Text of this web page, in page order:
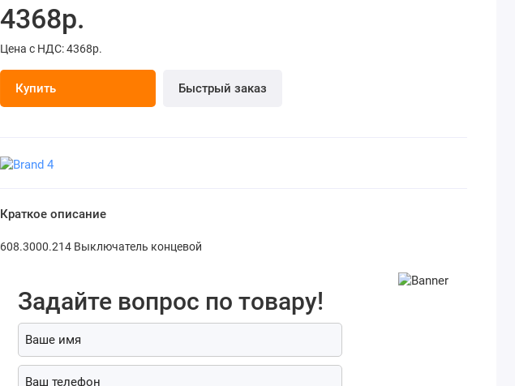
4368р.
Цена с НДС: 4368р.
Купить Быстрый заказ
Краткое описание
608.3000.214 Выключатель концевой
Задайте вопрос по товару!